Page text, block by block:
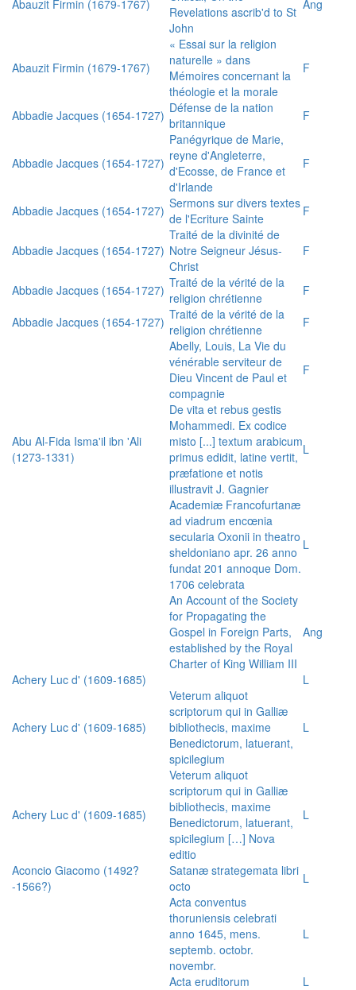
Abauzit Firmin (1679-1767)
Revelations ascrib'd to St
John
Ang
Abauzit Firmin (1679-1767)
« Essai sur la religion
naturelle » dans
Mémoires concernant la
théologie et la morale
F
Abbadie Jacques (1654-1727) Défense de la nation
britannique
F
Abbadie Jacques (1654-1727)
Panégyrique de Marie,
reyne d'Angleterre,
d'Ecosse, de France et
d'Irlande
F
Abbadie Jacques (1654-1727) Sermons sur divers textes
de l'Ecriture Sainte
F
Abbadie Jacques (1654-1727)
Traité de la divinité de
Notre Seigneur Jésus-
Christ
F
Abbadie Jacques (1654-1727) Traité de la vérité de la
religion chrétienne
F
Abbadie Jacques (1654-1727) Traité de la vérité de la
religion chrétienne
F
Abelly, Louis, La Vie du
vénérable serviteur de
Dieu Vincent de Paul et
compagnie
F
Abu Al-Fida Isma'il ibn 'Ali
(1273-1331)
De vita et rebus gestis
Mohammedi. Ex codice
misto [...] textum arabicum
primus edidit, latine vertit,
præfatione et notis
illustravit J. Gagnier
L
Academiæ Francofurtanæ
ad viadrum encœnia
secularia Oxonii in theatro
sheldoniano apr. 26 anno
fundat 201 annoque Dom.
1706 celebrata
L
An Account of the Society
for Propagating the
Gospel in Foreign Parts,
established by the Royal
Charter of King William III
Ang
Achery Luc d' (1609-1685) L
Achery Luc d' (1609-1685)
Veterum aliquot
scriptorum qui in Galliæ
bibliothecis, maxime
Benedictorum, latuerant,
spicilegium
L
Achery Luc d' (1609-1685)
Veterum aliquot
scriptorum qui in Galliæ
bibliothecis, maxime
Benedictorum, latuerant,
spicilegium […] Nova
editio
L
Aconcio Giacomo (1492?
-1566?)
Satanæ strategemata libri
octo
L
Acta conventus
thoruniensis celebrati
anno 1645, mens.
septemb. octobr.
novembr.
L
Acta eruditorum
L